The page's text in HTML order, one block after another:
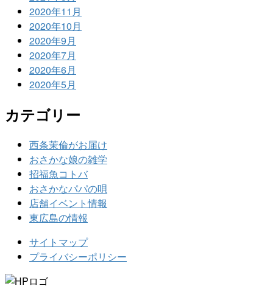
2020年11月
2020年10月
2020年9月
2020年7月
2020年6月
2020年5月
カテゴリー
西条茉倫がお届け
おさかな娘の雑学
招福魚コトバ
おさかなパパの唄
店舗イベント情報
東広島の情報
サイトマップ
プライバシーポリシー